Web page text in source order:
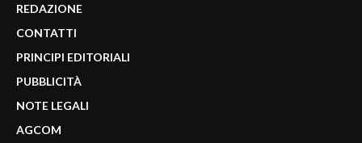
REDAZIONE
CONTATTI
PRINCIPI EDITORIALI
PUBBLICITÀ
NOTE LEGALI
AGCOM